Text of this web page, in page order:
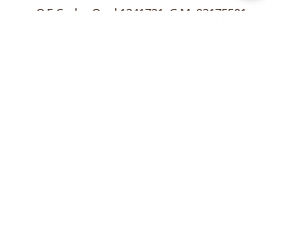
O.E Codes Opel 1341721, G.M. 93175501